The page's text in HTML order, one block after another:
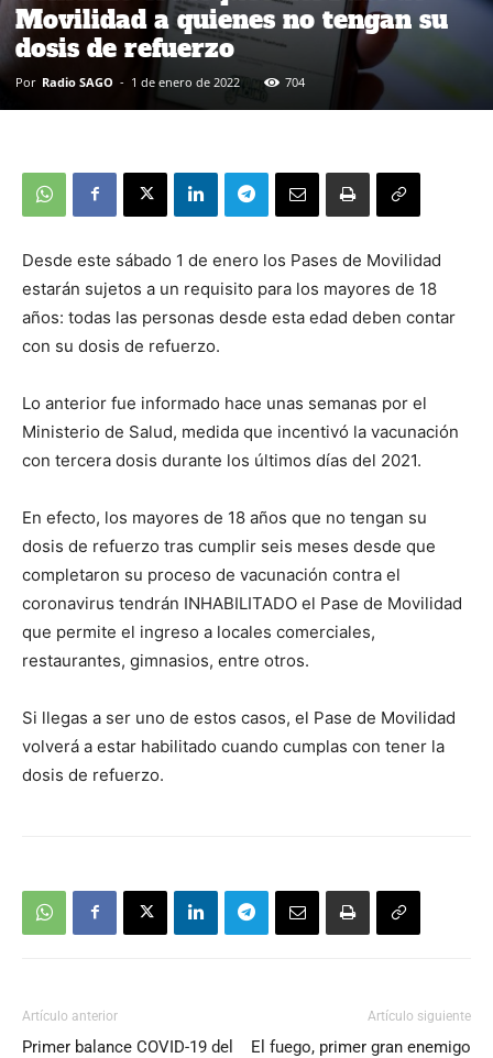
Movilidad a quienes no tengan su
dosis de refuerzo
Por Radio SAGO - 1 de enero de 2022 704
Desde este sábado 1 de enero los Pases de Movilidad
estarán sujetos a un requisito para los mayores de 18
años: todas las personas desde esta edad deben contar
con su dosis de refuerzo.
Lo anterior fue informado hace unas semanas por el
Ministerio de Salud, medida que incentivó la vacunación
con tercera dosis durante los últimos días del 2021.
En efecto, los mayores de 18 años que no tengan su
dosis de refuerzo tras cumplir seis meses desde que
completaron su proceso de vacunación contra el
coronavirus tendrán INHABILITADO el Pase de Movilidad
que permite el ingreso a locales comerciales,
restaurantes, gimnasios, entre otros.
Si llegas a ser uno de estos casos, el Pase de Movilidad
volverá a estar habilitado cuando cumplas con tener la
dosis de refuerzo.
Artículo anterior
Primer balance COVID-19 del
Artículo siguiente
El fuego, primer gran enemigo